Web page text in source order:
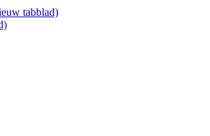
tabblad)